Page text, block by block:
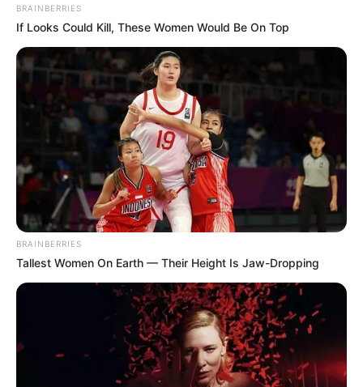
ΚΟΙΝΩΝΙΚΑ ΔΙΚΤΥΑ
FACEBOOK
YOUTUBE ΕΓΓΡΑΦΕΊΤΕ
EMAIL ΑΚΟΛΟΥΘΉΣΤΕ
BRAINBERRIES
If Looks Could Kill, These Women Would Be On Top
BRAINBERRIES
Tallest Women On Earth — Their Height Is Jaw-Dropping